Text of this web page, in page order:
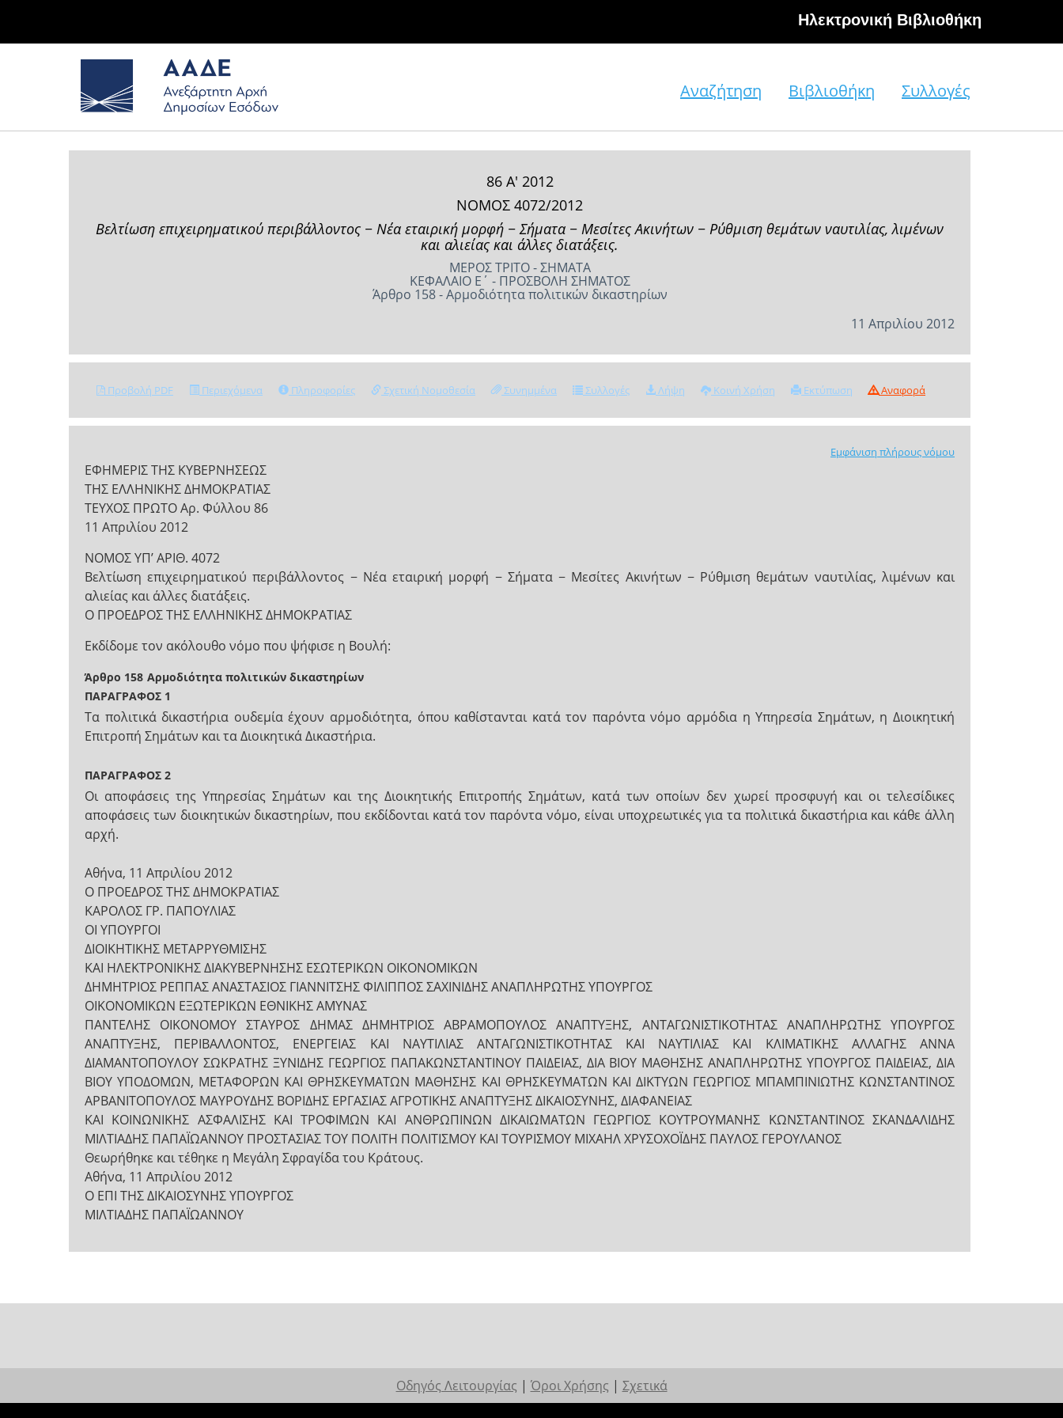
Hλεκτρονική Βιβλιοθήκη
Αναζήτηση Βιβλιοθήκη Συλλογές
86 Α' 2012
ΝΟΜΟΣ 4072/2012
Βελτίωση επιχειρηματικού περιβάλλοντος − Νέα εταιρική μορφή − Σήματα − Μεσίτες Ακινήτων − Ρύθμιση θεμάτων ναυτιλίας, λιμένων
και αλιείας και άλλες διατάξεις.
ΜΕΡΟΣ ΤΡΙΤΟ - ΣΗΜΑΤΑ
ΚΕΦΑΛΑΙΟ Ε΄ - ΠΡΟΣΒΟΛΗ ΣΗΜΑΤΟΣ
Άρθρο 158 - Αρμοδιότητα πολιτικών δικαστηρίων
11 Απριλίου 2012
Προβολή PDF Περιεχόμενα Πληροφορίες Σχετική Νομοθεσία Συνημμένα Συλλογές Λήψη Κοινή Χρήση Εκτύπωση Αναφορά
Εμφάνιση πλήρους νόμου
ΕΦΗΜΕΡΙΣ ΤΗΣ ΚΥΒΕΡΝΗΣΕΩΣ
ΤΗΣ ΕΛΛΗΝΙΚΗΣ ΔΗΜΟΚΡΑΤΙΑΣ
ΤΕΥΧΟΣ ΠΡΩΤΟ Αρ. Φύλλου 86
11 Απριλίου 2012
NOMOΣ ΥΠ’ ΑΡΙΘ. 4072
Βελτίωση επιχειρηματικού περιβάλλοντος − Νέα εταιρική μορφή − Σήματα − Μεσίτες Ακινήτων − Ρύθμιση θεμάτων ναυτιλίας, λιμένων και
αλιείας και άλλες διατάξεις.
Ο ΠΡΟΕΔΡΟΣ ΤΗΣ ΕΛΛΗΝΙΚΗΣ ΔΗΜΟΚΡΑΤΙΑΣ
Εκδίδομε τον ακόλουθο νόμο που ψήφισε η Βουλή:
Άρθρο 158 Αρμοδιότητα πολιτικών δικαστηρίων
ΠΑΡΑΓΡΑΦΟΣ 1
Τα πολιτικά δικαστήρια ουδεμία έχουν αρμοδιότητα, όπου καθίστανται κατά τον παρόντα νόμο αρμόδια η Υπηρεσία Σημάτων, η Διοικητική
Επιτροπή Σημάτων και τα Διοικητικά Δικαστήρια.
ΠΑΡΑΓΡΑΦΟΣ 2
Οι αποφάσεις της Υπηρεσίας Σημάτων και της Διοικητικής Επιτροπής Σημάτων, κατά των οποίων δεν χωρεί προσφυγή και οι τελεσίδικες
αποφάσεις των διοικητικών δικαστηρίων, που εκδίδονται κατά τον παρόντα νόμο, είναι υποχρεωτικές για τα πολιτικά δικαστήρια και κάθε άλλη
αρχή.
Αθήνα, 11 Απριλίου 2012
Ο ΠΡΟΕΔΡΟΣ ΤΗΣ ΔΗΜΟΚΡΑΤΙΑΣ
ΚΑΡΟΛΟΣ ΓΡ. ΠΑΠΟΥΛΙΑΣ
ΟΙ ΥΠΟΥΡΓΟΙ
ΔΙΟΙΚΗΤΙΚΗΣ ΜΕΤΑΡΡΥΘΜΙΣΗΣ
ΚΑΙ ΗΛΕΚΤΡΟΝΙΚΗΣ ΔΙΑΚΥΒΕΡΝΗΣΗΣ ΕΣΩΤΕΡΙΚΩΝ ΟΙΚΟΝΟΜΙΚΩΝ
ΔΗΜΗΤΡΙΟΣ ΡΕΠΠΑΣ ΑΝΑΣΤΑΣΙΟΣ ΓΙΑΝΝΙΤΣΗΣ ΦΙΛΙΠΠΟΣ ΣΑΧΙΝΙΔΗΣ ΑΝΑΠΛΗΡΩΤΗΣ ΥΠΟΥΡΓΟΣ
ΟΙΚΟΝΟΜΙΚΩΝ ΕΞΩΤΕΡΙΚΩΝ ΕΘΝΙΚΗΣ ΑΜΥΝΑΣ
ΠΑΝΤΕΛΗΣ ΟΙΚΟΝΟΜΟΥ ΣΤΑΥΡΟΣ ΔΗΜΑΣ ΔΗΜΗΤΡΙΟΣ ΑΒΡΑΜΟΠΟΥΛΟΣ ΑΝΑΠΤΥΞΗΣ, ΑΝΤΑΓΩΝΙΣΤΙΚΟΤΗΤΑΣ ΑΝΑΠΛΗΡΩΤΗΣ ΥΠΟΥΡΓΟΣ
ΑΝΑΠΤΥΞΗΣ, ΠΕΡΙΒΑΛΛΟΝΤΟΣ, ΕΝΕΡΓΕΙΑΣ ΚΑΙ ΝΑΥΤΙΛΙΑΣ ΑΝΤΑΓΩΝΙΣΤΙΚΟΤΗΤΑΣ ΚΑΙ ΝΑΥΤΙΛΙΑΣ ΚΑΙ ΚΛΙΜΑΤΙΚΗΣ ΑΛΛΑΓΗΣ ΑΝΝΑ
ΔΙΑΜΑΝΤΟΠΟΥΛΟΥ ΣΩΚΡΑΤΗΣ ΞΥΝΙΔΗΣ ΓΕΩΡΓΙΟΣ ΠΑΠΑΚΩΝΣΤΑΝΤΙΝΟΥ ΠΑΙΔΕΙΑΣ, ΔΙΑ ΒΙΟΥ ΜΑΘΗΣΗΣ ΑΝΑΠΛΗΡΩΤΗΣ ΥΠΟΥΡΓΟΣ ΠΑΙΔΕΙΑΣ, ΔΙΑ
ΒΙΟΥ ΥΠΟΔΟΜΩΝ, ΜΕΤΑΦΟΡΩΝ ΚΑΙ ΘΡΗΣΚΕΥΜΑΤΩΝ ΜΑΘΗΣΗΣ ΚΑΙ ΘΡΗΣΚΕΥΜΑΤΩΝ ΚΑΙ ΔΙΚΤΥΩΝ ΓΕΩΡΓΙΟΣ ΜΠΑΜΠΙΝΙΩΤΗΣ ΚΩΝΣΤΑΝΤΙΝΟΣ
ΑΡΒΑΝΙΤΟΠΟΥΛΟΣ ΜΑΥΡΟΥΔΗΣ ΒΟΡΙΔΗΣ ΕΡΓΑΣΙΑΣ ΑΓΡΟΤΙΚΗΣ ΑΝΑΠΤΥΞΗΣ ΔΙΚΑΙΟΣΥΝΗΣ, ΔΙΑΦΑΝΕΙΑΣ
ΚΑΙ ΚΟΙΝΩΝΙΚΗΣ ΑΣΦΑΛΙΣΗΣ ΚΑΙ ΤΡΟΦΙΜΩΝ ΚΑΙ ΑΝΘΡΩΠΙΝΩΝ ΔΙΚΑΙΩΜΑΤΩΝ ΓΕΩΡΓΙΟΣ ΚΟΥΤΡΟΥΜΑΝΗΣ ΚΩΝΣΤΑΝΤΙΝΟΣ ΣΚΑΝΔΑΛΙΔΗΣ
ΜΙΛΤΙΑΔΗΣ ΠΑΠΑΪΩΑΝΝΟΥ ΠΡΟΣΤΑΣΙΑΣ ΤΟΥ ΠΟΛΙΤΗ ΠΟΛΙΤΙΣΜΟΥ ΚΑΙ ΤΟΥΡΙΣΜΟΥ ΜΙΧΑΗΛ ΧΡΥΣΟΧΟΪΔΗΣ ΠΑΥΛΟΣ ΓΕΡΟΥΛΑΝΟΣ
Θεωρήθηκε και τέθηκε η Μεγάλη Σφραγίδα του Κράτους.
Αθήνα, 11 Απριλίου 2012
Ο ΕΠΙ ΤΗΣ ΔΙΚΑΙΟΣΥΝΗΣ ΥΠΟΥΡΓΟΣ
ΜΙΛΤΙΑΔΗΣ ΠΑΠΑΪΩΑΝΝΟΥ
Οδηγός Λειτουργίας | Όροι Χρήσης | Σχετικά